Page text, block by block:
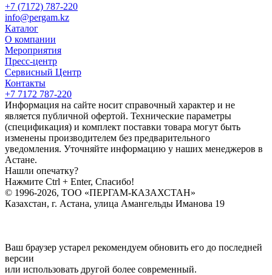
+7 (7172) 787-220
info@pergam.kz
Каталог
О компании
Мероприятия
Пресс-центр
Сервисный Центр
Контакты
+7 7172 787-220
Информация на сайте носит справочный характер и не
является публичной офертой. Технические параметры
(спецификация) и комплект поставки товара могут быть
изменены производителем без предварительного
уведомления. Уточняйте информацию у наших менеджеров в
Астане.
Нашли опечатку?
Нажмите Ctrl + Enter, Спасибо!
© 1996-2026, ТОО «ПЕРГАМ-КАЗАХСТАН»
Казахстан, г. Астана, улица Амангельды Иманова 19
Ваш браузер устарел рекомендуем обновить его до последней
версии
или использовать другой более современный.